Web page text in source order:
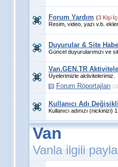
Forum Yardım (3 Kişi
Resim, video, yazı v.b.
Duyurular & Site
Güncel duyurularımızı ve
Van.GEN.TR
Üyelerimizle aktivitelerimiz.
Forum Röportajları
Kullanıcı Adı
Kullanıcı adınızı (nickinizi)
Van
Vanla ilgili